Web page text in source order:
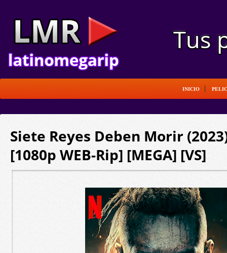
INICIO
Siete Reyes Deben Morir
[1080p WEB-Rip] [MEGA] [VS]